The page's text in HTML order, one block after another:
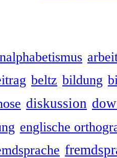
beltz bildung
diskussion
englische